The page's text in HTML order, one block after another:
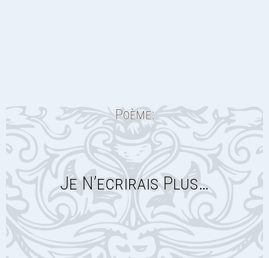
Poème:
Je N’ecrirais Plus…